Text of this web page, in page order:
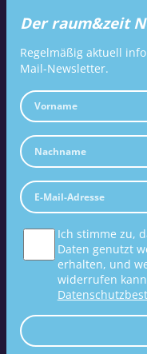
Der raum&zeit
Regelmäßig aktuell
Mail-Newsletter.
Ich stimme zu,
Daten genutzt
erhalten, und
widerrufen